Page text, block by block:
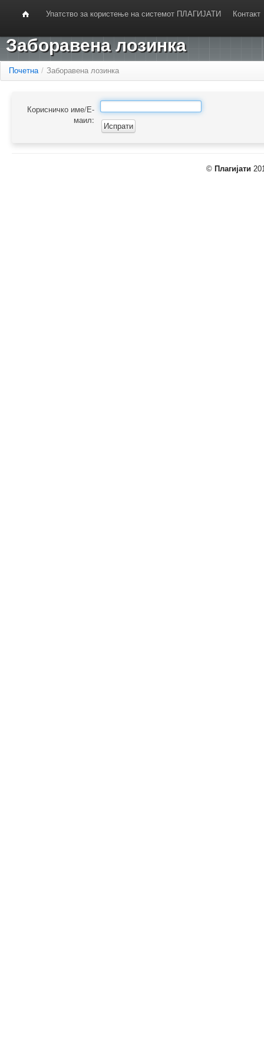
Упатство за користење на системот ПЛАГИЈАТИ Контакт
Заборавена лозинка
Почетна / Заборавена лозинка
Корисничко име/Е-
маил:
© Плагијати